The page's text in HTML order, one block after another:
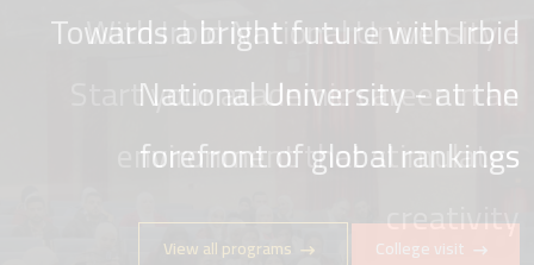
Towards a bright future with Irbid
National University - at the
forefront of global rankings
College visit
View all programs
With Irbid National University -
Start your academic career in an
environment that stimulates
creativity